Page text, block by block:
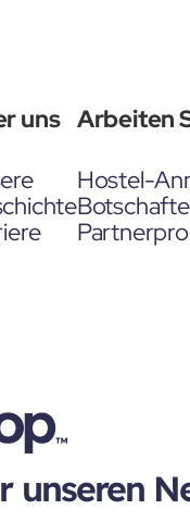
uns Arbeiten
Hostel-
unseren